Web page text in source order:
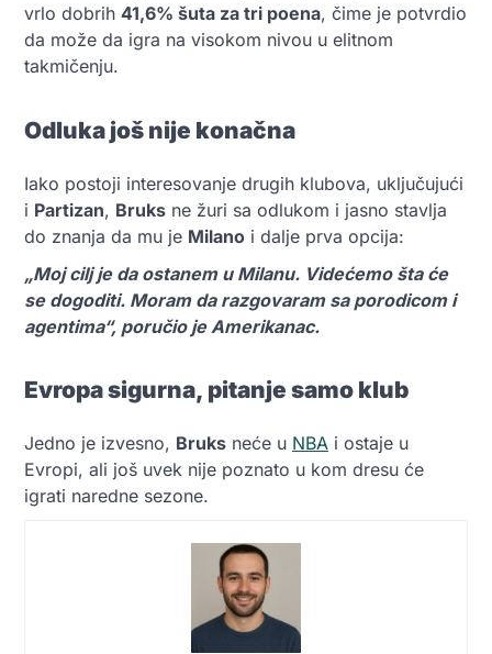
vrlo dobrih 41,6% šuta za tri poena, čime je potvrdio
da može da igra na visokom nivou u elitnom
takmičenju.
Odluka još nije konačna
Iako postoji interesovanje drugih klubova, uključujući
i Partizan, Bruks ne žuri sa odlukom i jasno stavlja
do znanja da mu je Milano i dalje prva opcija:
„Moj cilj je da ostanem u Milanu. Videćemo šta će
se dogoditi. Moram da razgovaram sa porodicom i
agentima“, poručio je Amerikanac.
Evropa sigurna, pitanje samo klub
Jedno je izvesno, Bruks neće u NBA i ostaje u
Evropi, ali još uvek nije poznato u kom dresu će
igrati naredne sezone.